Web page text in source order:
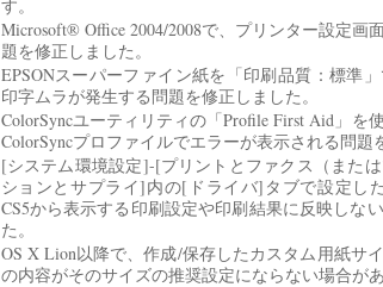
す。
Microsoft® Office 2004/2008で、プリンター設定画
題を修正しました。
EPSONスーパーファイン紙を「印刷品質：標準
印字ムラが発生する問題を修正しました。
ColorSyncユーティリティの「Profile First Aid」を
ColorSyncプロファイルでエラーが表示される問題
[システム環境設定]-[プリントとファクス（また
ションとサプライ]内の[ドライバ]タブで設定し
CS5から表示する印刷設定や印刷結果に反映しな
た。
OS X Lion以降で、作成/保存したカスタム用紙サ
の内容がそのサイズの推奨設定にならない場合が